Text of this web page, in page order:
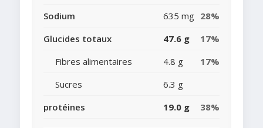
Sodium
635 mg 28%
Glucides totaux
47.6 g
17%
Fibres alimentaires
4.8 g
17%
Sucres
6.3 g
protéines
19.0 g 38%